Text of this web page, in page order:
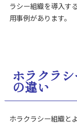
ラシー組織を導入す
用事例があります。
ホラクラ
の違い
ホラクラシー組織と